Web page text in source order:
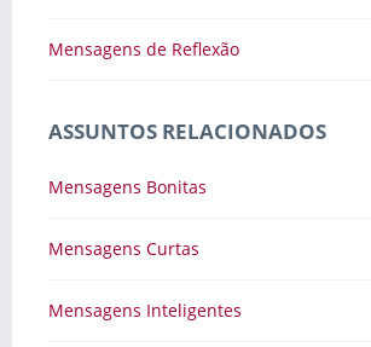
Mensagens de Reflexão
ASSUNTOS RELACIONADOS
Mensagens Bonitas
Mensagens Curtas
Mensagens Inteligentes